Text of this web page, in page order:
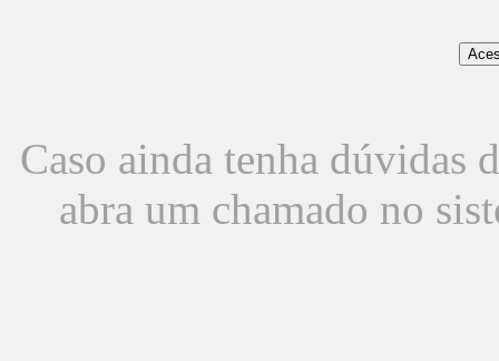
Caso ainda tenha dúvidas
abra um chamado no